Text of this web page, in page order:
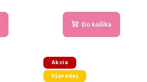
Do košíka
Akcia
Výpredaj